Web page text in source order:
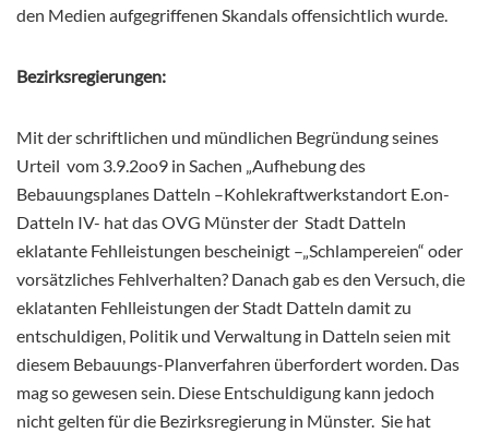
den Medien aufgegriffenen Skandals offensichtlich wurde.
Bezirksregierungen:
Mit der schriftlichen und mündlichen Begründung seines
Urteil vom 3.9.2oo9 in Sachen „Aufhebung des
Bebauungsplanes Datteln –Kohlekraftwerkstandort E.on-
Datteln IV- hat das OVG Münster der Stadt Datteln
eklatante Fehlleistungen bescheinigt –„Schlampereien“ oder
vorsätzliches Fehlverhalten? Danach gab es den Versuch, die
eklatanten Fehlleistungen der Stadt Datteln damit zu
entschuldigen, Politik und Verwaltung in Datteln seien mit
diesem Bebauungs-Planverfahren überfordert worden. Das
mag so gewesen sein. Diese Entschuldigung kann jedoch
nicht gelten für die Bezirksregierung in Münster. Sie hat